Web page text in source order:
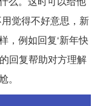
觉得不好意思，新
，例如回复‘新年快
回复帮助对方理解